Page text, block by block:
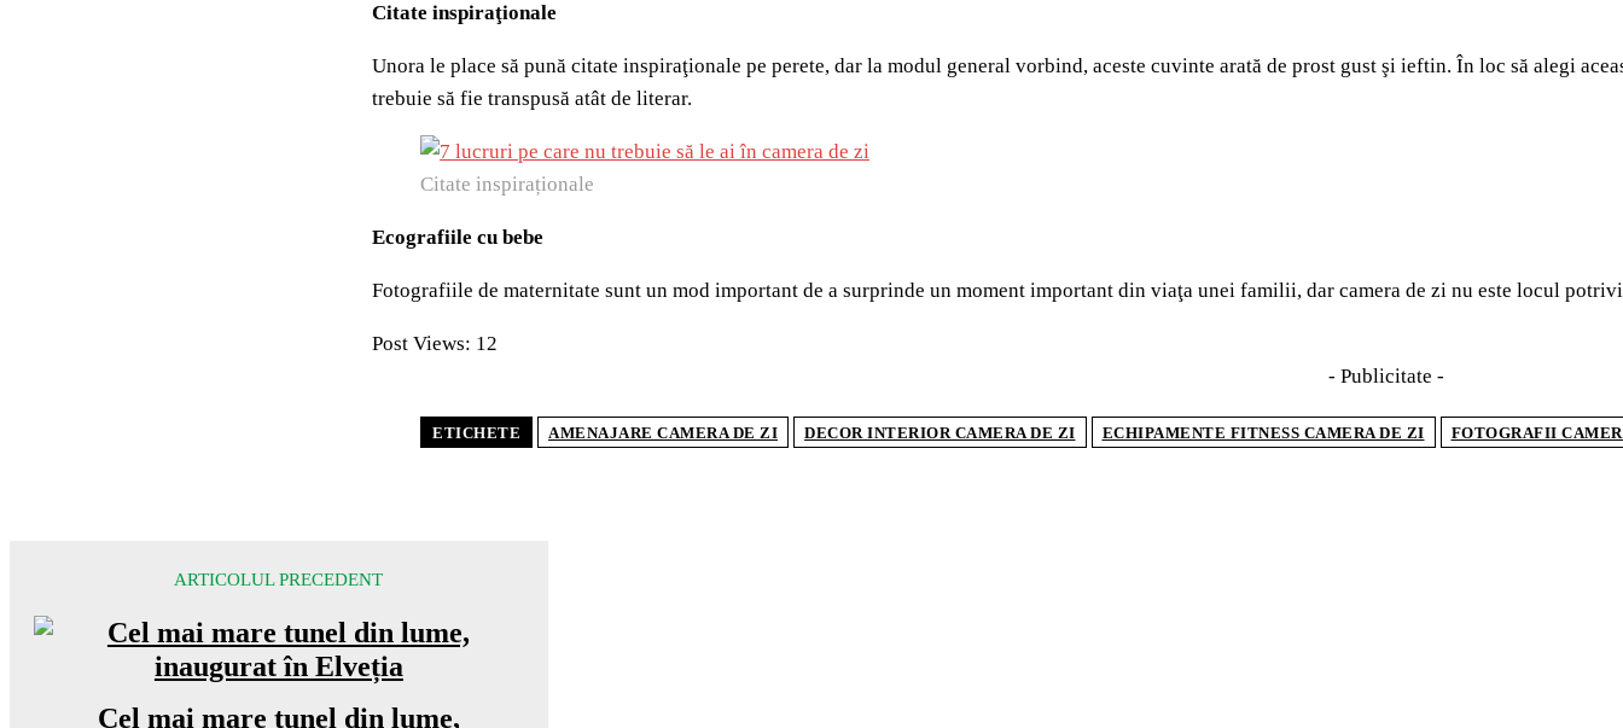
Citate inspiraţionale
Unora le place să pună citate inspiraţionale pe perete, dar la modul general vorbind, aceste cuvinte arată de prost gust şi ieftin. În loc să alegi
trebuie să fie transpusă atât de literar.
Citate inspiraționale
Ecografiile cu bebe
Fotografiile de maternitate sunt un mod important de a surprinde un moment important din viaţa unei familii, dar camera de zi nu este locul
Post Views: 12
- Publicitate -
ETICHETE AMENAJARE CAMERA DE ZI DECOR INTERIOR CAMERA DE ZI ECHIPAMENTE FITNESS CAMERA DE ZI FOTOGRAFII
ARTICOLUL PRECEDENT
Cel mai mare tunel din lume,